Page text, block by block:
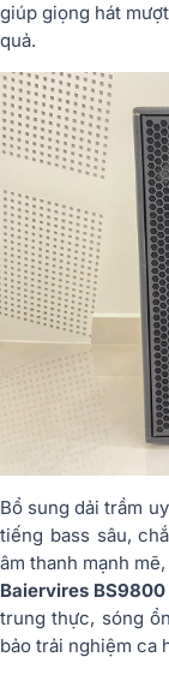
giúp giọng hát
quả.
Bổ sung dải trầm
tiếng bass sâu,
âm thanh mạnh
Baiervires BS9800
trung thực, sóng
bảo trải nghiệm ca